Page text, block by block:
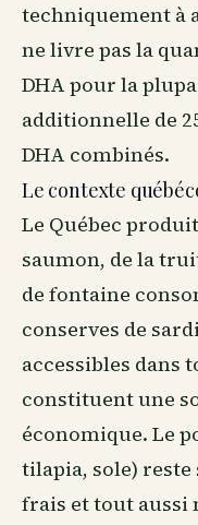
techniquement à
ne livre pas la
DHA pour la
additionnelle de
DHA combinés.
Le contexte
Le Québec
saumon, de la
de fontaine
conserves de
accessibles dans
constituent une
économique. Le
tilapia, sole)
frais et tout